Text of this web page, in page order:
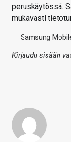
peruskäytössä.
mukavasti
Samsung
Kirjaudu sisään